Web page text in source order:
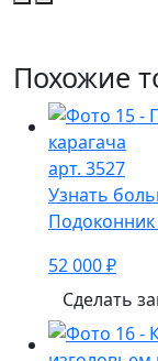
Похожие
арт. 3527
Узнать
Подоконник
52 000 ₽
Сделать